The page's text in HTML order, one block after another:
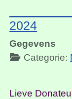
2024
Gegevens
Categorie:
Lieve